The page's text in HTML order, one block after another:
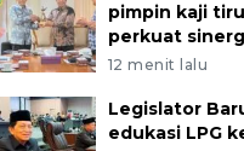
pimpin kaji
perkuat
12 menit lalu
Legislator
edukasi LPG